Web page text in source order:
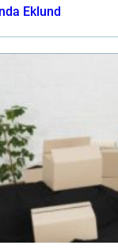
Eklund